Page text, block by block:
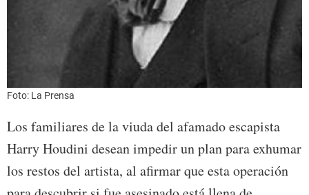
Foto: La Prensa
Los familiares de la viuda del afamado escapista
Harry Houdini desean impedir un plan para exhumar
los restos del artista, al afirmar que esta operación